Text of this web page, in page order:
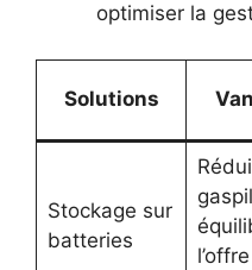
optimiser la
Solutions
Stockage sur
batteries